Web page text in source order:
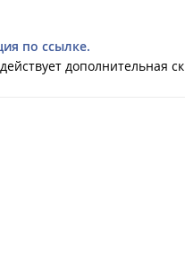
по ссылке.
дополнительная